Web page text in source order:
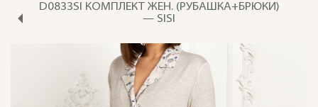
D0833SI КОМПЛЕКТ ЖЕН. (РУБАШКА+БРЮКИ)
— SISI